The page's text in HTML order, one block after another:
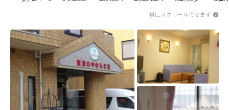
横にスクロールできます